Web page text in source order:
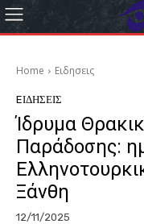
Home Eιδησεις
EΙΔΗΣΕΙΣ
Ίδρυμα
Παράδοσης:
Ξάνθη
12/11/2025